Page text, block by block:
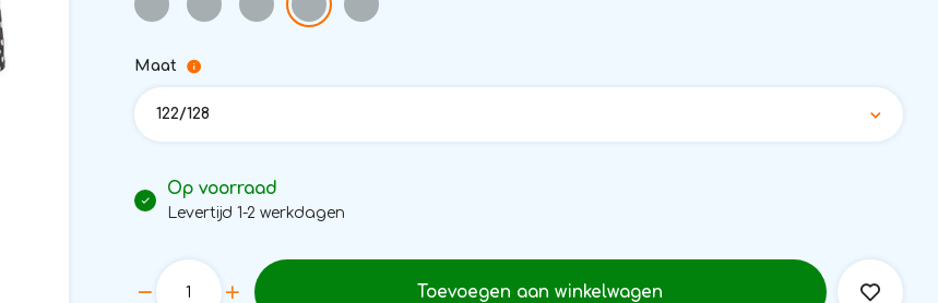
Maat
122/128
Op voorraad
Levertijd 1-2 werkdagen
Toevoegen aan winkelwagen